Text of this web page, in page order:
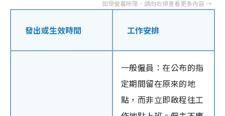
發出或生效時間 工作安排
一般僱員：在公布的指
定期間留在原來的地
點，而非立即啟程往工